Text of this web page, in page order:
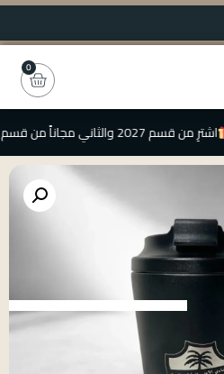
0
قسم 2027 والثاني مجاناً من قسم 2026